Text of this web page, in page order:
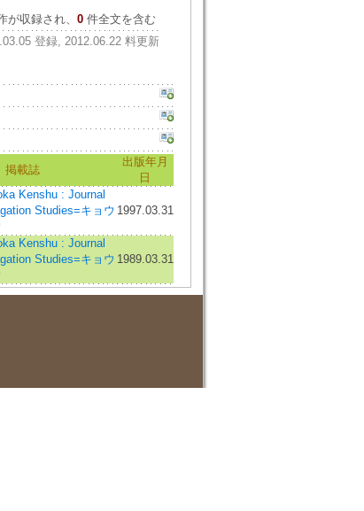
が収録され、 0件全文を含む
登録, 2012.06.22 料更新
掲載誌
出版年月
日
Kenshu : Journal
Studies=キョウ 1997.03.31
Kenshu : Journal
Studies=キョウ 1989.03.31